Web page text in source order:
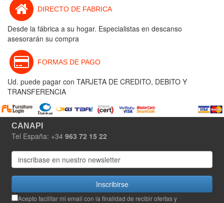
DIRECTO DE FABRICA
Desde la fábrica a su hogar. Especialistas en descanso
asesorarán su compra
FORMAS DE PAGO
Ud. puede pagar con TARJETA DE CREDITO, DEBITO Y
TRANSFERENCIA
CANAPI
Tel España: +34 963 72 15 22
Inscribirse
Acepto facilitar mi email con la finalidad de recibir ofertas y